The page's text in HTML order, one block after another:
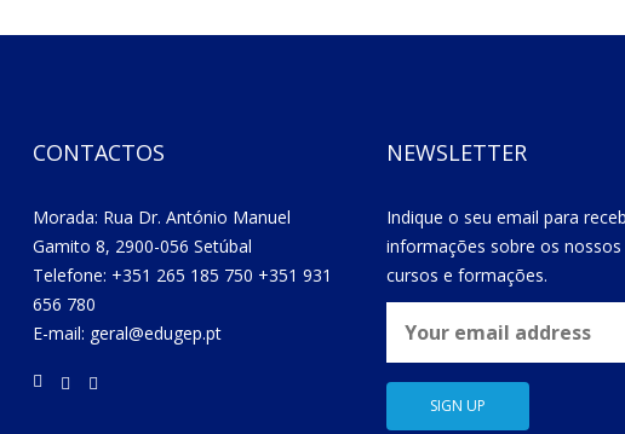
CONTACTOS
Morada: Rua Dr. António Manuel
Gamito 8, 2900-056 Setúbal
Telefone: +351 265 185 750 +351 931
656 780
E-mail: geral@edugep.pt
NEWSLETTER
Indique o seu email para
informações sobre os nossos
cursos e formações.